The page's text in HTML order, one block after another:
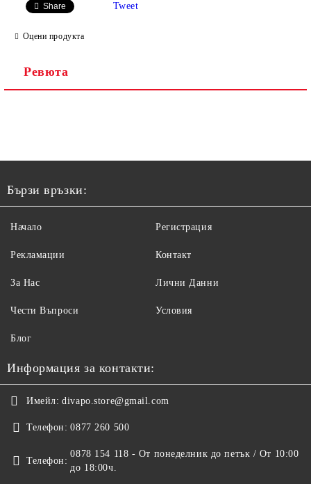
Share Tweet
Оцени продукта
Ревюта
Бързи връзки:
Начало
Рекламации
За Нас
Чести Въпроси
Регистрация
Контакт
Лични Данни
Условия
Блог
Информация за контакти:
Имейл: divapo.store@gmail.com
Телефон: 0877 260 500
Телефон:
0878 154 118 - От понеделник до петък / От 10:00
до 18:00ч.